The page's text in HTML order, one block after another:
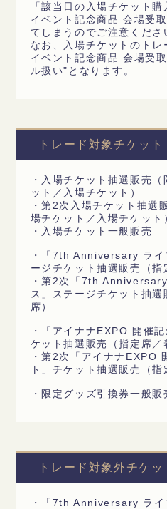
「該当日の入場チケット
イベント記念商品 会場受
てしまうのでご注意くださ
なお、入場チケットのトレ
イベント記念商品 会場受
ル扱い"となります。
トレード対象チケット
・入場チケット抽選販売
ット／入場チケット）
・第2次入場チケット抽選
場チケット／入場チケット
・入場チケット一般販売
・「7th Anniversary ライ
ージチケット抽選販売（指
・第2次「7th
ス」ステージチケット抽
席）
・「アイナナEXPO 開催
ケット抽選販売（指定席／
・第2次「アイナナEXPO
ト」チケット抽選販売（指
・限定グッズ引換券一般販
トレード対象外チケッ
・「7th Anniversary ライ